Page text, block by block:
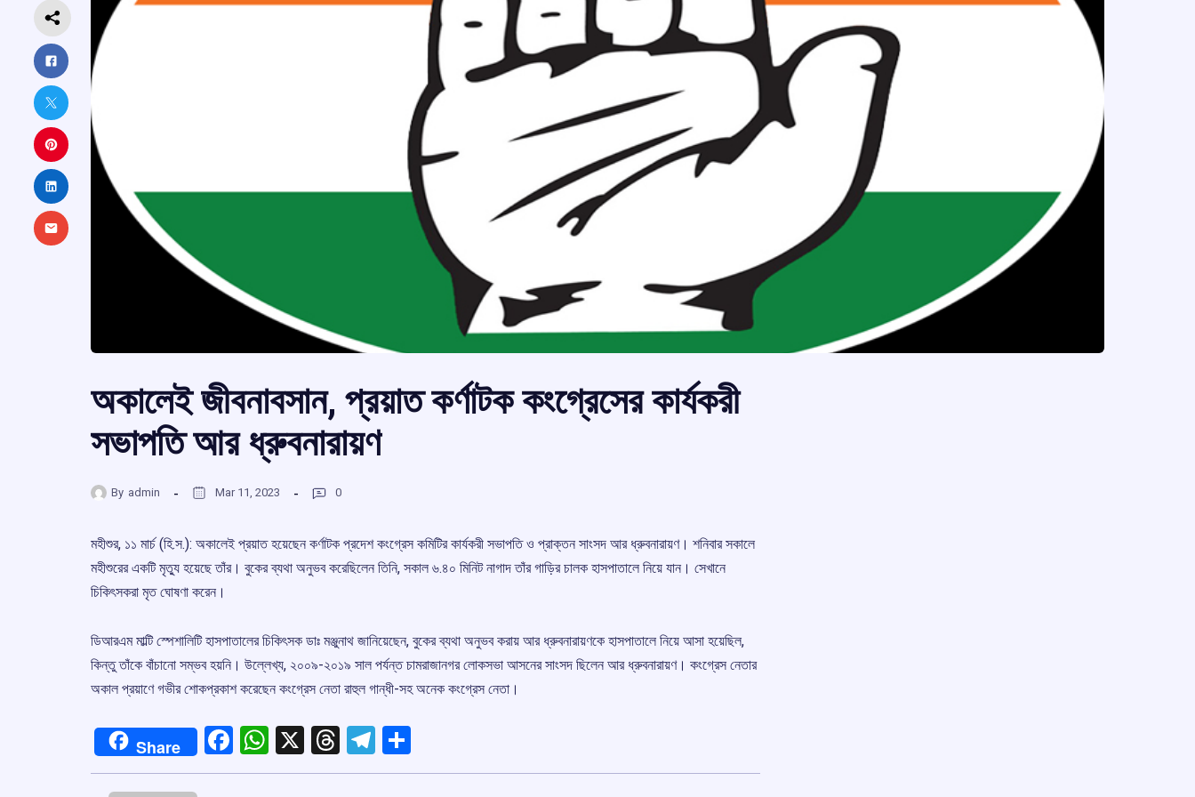
অকালেই জীবনাবসান, প্রয়াত কর্ণাটক কংগ্রেসের কার্যকরী
সভাপতি আর ধ্রুবনারায়ণ
By admin Mar 11, 2023 0
মহীশুর, ১১ মার্চ (হি.স.): অকালেই প্রয়াত হয়েছেন কর্ণাটক প্রদেশ কংগ্রেস কমিটির কার্যকরী সভাপতি ও প্রাক্তন সাংসদ আর ধ্রুবনারায়ণ। শনিবার সকালে
মহীশুরের একটি মৃত্যু হয়েছে তাঁর। বুকের ব্যথা অনুভব করেছিলেন তিনি, সকাল ৬.৪০ মিনিট নাগাদ তাঁর গাড়ির চালক হাসপাতালে নিয়ে যান। সেখানে
চিকিৎসকরা মৃত ঘোষণা করেন।
ডিআরএম মাল্টি স্পেশালিটি হাসপাতালের চিকিৎসক ডাঃ মঞ্জুনাথ জানিয়েছেন, বুকের ব্যথা অনুভব করায় আর ধ্রুবনারায়ণকে হাসপাতালে নিয়ে আসা হয়েছিল,
কিন্তু তাঁকে বাঁচানো সম্ভব হয়নি। উল্লেখ্য, ২০০৯-২০১৯ সাল পর্যন্ত চামরাজানগর লোকসভা আসনের সাংসদ ছিলেন আর ধ্রুবনারায়ণ। কংগ্রেস নেতার
অকাল প্রয়াণে গভীর শোকপ্রকাশ করেছেন কংগ্রেস নেতা রাহুল গান্ধী-সহ অনেক কংগ্রেস নেতা।
Share Facebook
WhatsApp
X Threads
Telegram